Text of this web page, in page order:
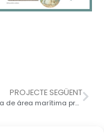
PROJECTE SEGÜENT
Propuesta de área marítima protegida en l’Ametlla de Mar